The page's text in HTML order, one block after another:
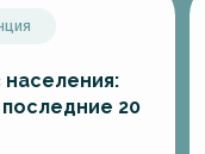
населения:
20